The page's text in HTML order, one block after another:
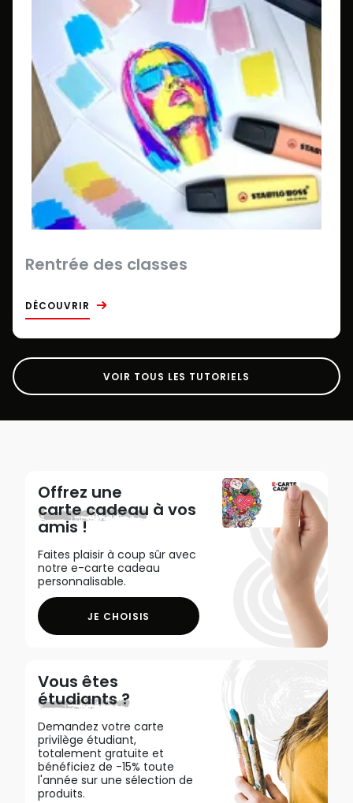
Rentrée des classes
DÉCOUVRIR
VOIR TOUS LES TUTORIELS
Offrez une
carte cadeau à vos
amis !
Faites plaisir à coup sûr avec
notre e-carte cadeau
personnalisable.
JE CHOISIS
Vous êtes
étudiants ?
Demandez votre carte
privilège étudiant,
totalement gratuite et
bénéficiez de -15% toute
l'année sur une sélection de
produits.